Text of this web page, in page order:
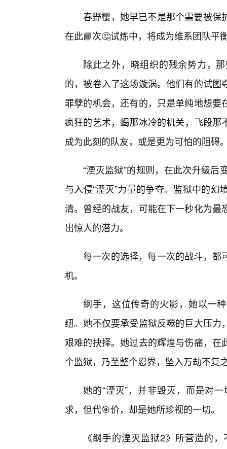
春野樱，她早已不是那个需要被保
在此📘次🤔试炼中，将成为维系团队平
除此之外，晓组织的残余势力，
的，被卷入了这场漩涡。他们有的试
罪孽的机会，还有的，只是单纯地想
疯狂的艺术，蝎那冰冷的机关，飞段
成为此刻的队友，或是更为可怕的阻碍
“湮灭监狱”的规则，在此次升级
与入侵“湮灭”力量的争夺。监狱中的
清。曾经的战友，可能在下一秒化为
出惊人的潜力。
每一次的选择，每一次的战斗，都
机。
纲手，这位传奇的火影，她以一
纽。她不仅要承受监狱反噬的巨大压
艰难的抉择。她过去的辉煌与伤痛，
个监狱，乃至整个忍界，坠入万劫不复
她的“湮灭”，并非毁灭，而是对
求，但代🎯价，却是她所珍视的一切。
《纲手的湮灭监狱2》所营造的